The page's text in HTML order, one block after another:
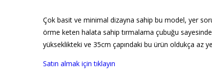
Çok basit ve minimal dizayna sahip bu model, yer
örme keten halata sahip tırmalama çubuğu sayesinde
yükseklikteki ve 35cm çapındaki bu ürün oldukça az
Satın almak için tıklayın